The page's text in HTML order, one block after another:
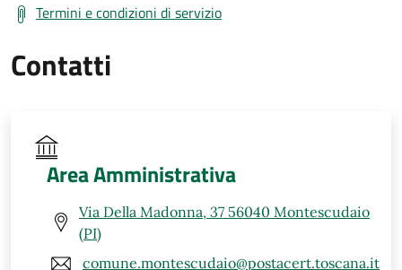
Termini e condizioni di servizio
Contatti
Area Amministrativa
Via Della Madonna, 37 56040 Montescudaio
(PI)
comune.montescudaio@postacert.toscana.it